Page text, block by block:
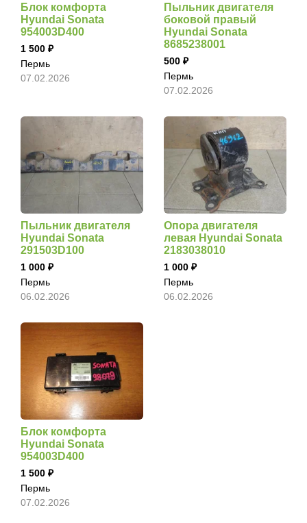
Блок комфорта
Hyundai Sonata
954003D400
1 500
Пермь
07.02.2026
Пыльник двигателя
боковой правый
Hyundai Sonata
8685238001
500
Пермь
07.02.2026
Пыльник двигателя
Hyundai Sonata
291503D100
1 000
Пермь
06.02.2026
Опора двигателя
левая Hyundai Sonata
2183038010
1 000
Пермь
06.02.2026
Блок комфорта
Hyundai Sonata
954003D400
1 500
Пермь
07.02.2026